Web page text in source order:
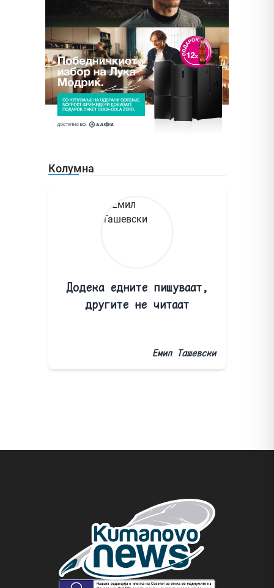
Колумна
Додека едните пишуваат,
другите не читаат
Емил Ташевски